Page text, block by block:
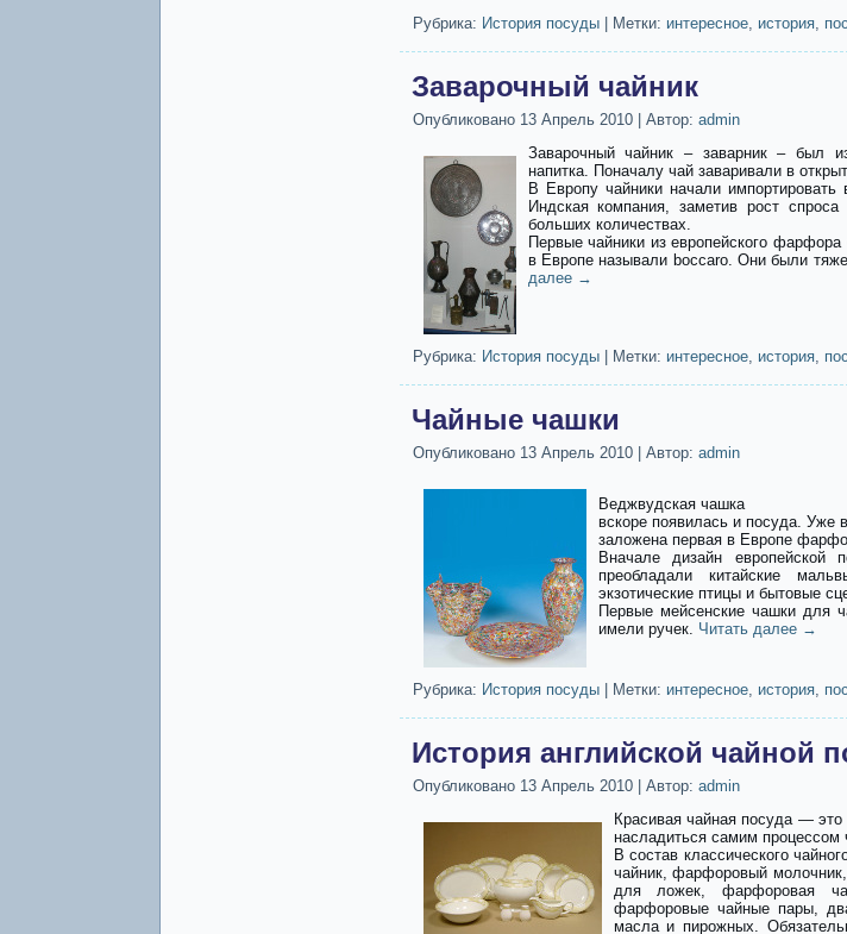
Рубрика: История посуды| Метки: интересное, история,
Заварочный чайник
Опубликовано 13 Апрель 2010| Автор: admin
Заварочный чайник – заварник – был
напитка. Поначалу чай заваривали в
В Европу чайники начали
Индская компания, заметив рост
больших количествах.
Первые чайники из европейского
в Европе называли boccaro. Они были
далее →
Рубрика: История посуды| Метки: интересное, история,
Чайные чашки
Опубликовано 13 Апрель 2010| Автор: admin
Веджвудская чашка
вскоре появилась и посуда. Уже
заложена первая в Европе
Вначале дизайн
преобладали китайские
экзотические птицы и бытовые
Первые мейсенские чашки для
имели ручек. Читать далее →
Рубрика: История посуды| Метки: интересное, история,
История английской чайной
Опубликовано 13 Апрель 2010| Автор: admin
Красивая чайная посуда —
насладиться самим процессом
В состав классического
чайник, фарфоровый
для ложек, фарфоровая
фарфоровые чайные пары,
масла и пирожных.